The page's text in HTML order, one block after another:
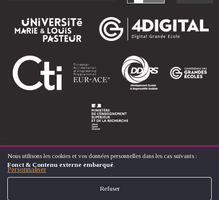
© ÉCOLE NATIONALE SUPÉRIEURE D'ARTS ET MÉTIERS
MENTIONS LÉGALES
UTILISATION
DES
DONNÉES
Nous utilisons les cookies et vos données personnelles dans les cas suivants :
Fonct & Contenu externe embarqué.
Personnaliser
Refuser